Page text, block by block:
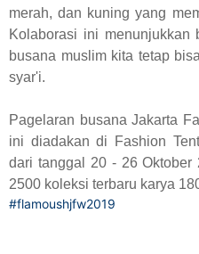
merah, dan kuning yang
Kolaborasi ini menunjukkan
busana muslim kita tetap
syar'i.
Pagelaran busana Jakarta
ini diadakan di Fashion
dari tanggal 20 - 26 Oktober
2500 koleksi terbaru karya
#flamoushjfw2019